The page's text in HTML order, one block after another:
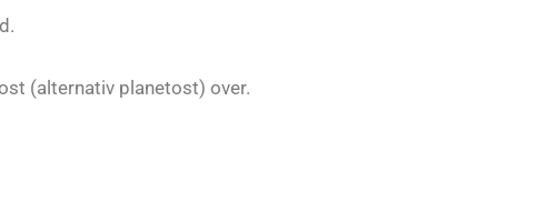
(alternativ planetost) over.